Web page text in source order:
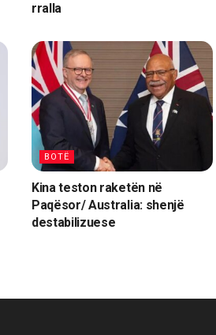
rralla
BOTË
Kina teston raketën në
Paqësor/ Australia: shenjë
destabilizuese